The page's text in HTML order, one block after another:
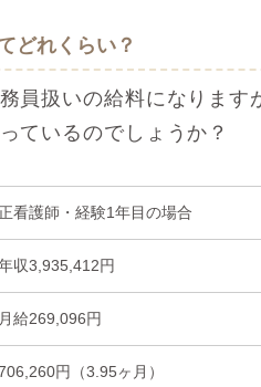
どれくらい？
員扱いの給料になります
ているのでしょうか？
正看護師・経験1年目の場合
収3,935,412円
月給269,096円
円（3.95ヶ月）